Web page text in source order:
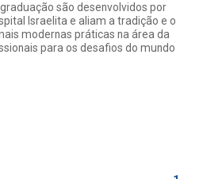
são desenvolvidos por
Israelita e aliam a tradição e o
modernas práticas na área da
para os desafios do mundo